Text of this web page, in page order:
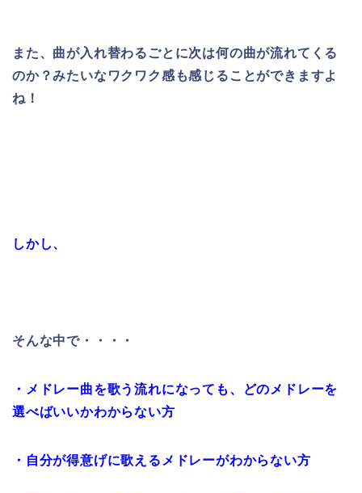
また、曲が入れ替わるごとに次は何の曲が流れてくる
のか？みたいなワクワク感も感じることができますよ
ね！
しかし、
そんな中で・・・・
・メドレー曲を歌う流れになっても、どのメドレーを
選べばいいかわからない方
・自分が得意げに歌えるメドレーがわからない方